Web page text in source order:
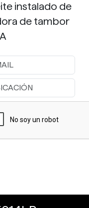
instalado de
de tambor